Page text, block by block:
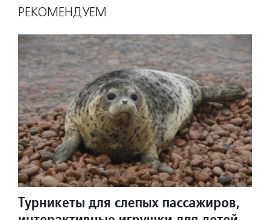
РЕКОМЕНДУЕМ
Турникеты для слепых пассажиров,